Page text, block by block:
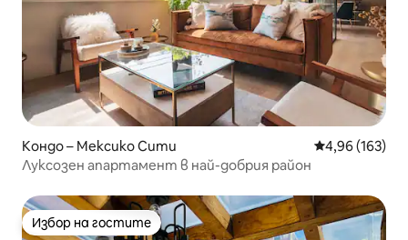
Кондо – Мексико Сити Средна
4,96 (163)
Луксозен апартамент в най-добрия район
Избор на гостите
Избор на гостите